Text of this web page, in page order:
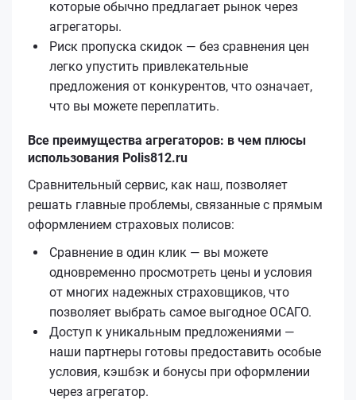
которые обычно предлагает рынок через
агрегаторы.
Риск пропуска скидок — без сравнения цен
легко упустить привлекательные
предложения от конкурентов, что означает,
что вы можете переплатить.
Все преимущества агрегаторов: в чем плюсы
использования Polis812.ru
Сравнительный сервис, как наш, позволяет
решать главные проблемы, связанные с прямым
оформлением страховых полисов:
Сравнение в один клик — вы можете
одновременно просмотреть цены и условия
от многих надежных страховщиков, что
позволяет выбрать самое выгодное ОСАГО.
Доступ к уникальным предложениями —
наши партнеры готовы предоставить особые
условия, кэшбэк и бонусы при оформлении
через агрегатор.